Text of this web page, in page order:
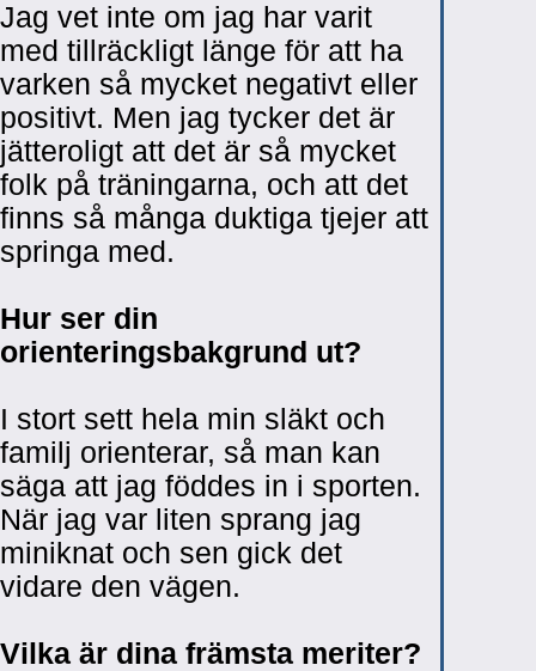
Jag vet inte om jag har varit
med tillräckligt länge för att ha
varken så mycket negativt eller
positivt. Men jag tycker det är
jätteroligt att det är så mycket
folk på träningarna, och att det
finns så många duktiga tjejer att
springa med.
Hur ser din
orienteringsbakgrund ut?
I stort sett hela min släkt och
familj orienterar, så man kan
säga att jag föddes in i sporten.
När jag var liten sprang jag
miniknat och sen gick det
vidare den vägen.
Vilka är dina främsta meriter?